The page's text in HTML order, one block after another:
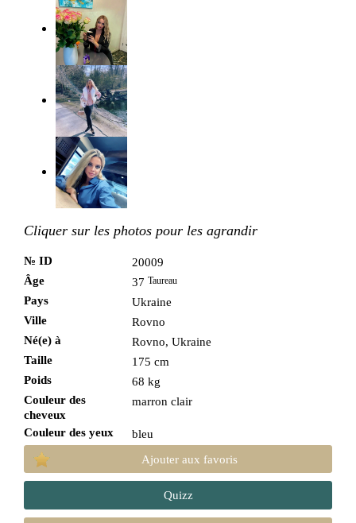
Cliquer sur les photos pour les agrandir
№ ID
20009
Âge
37 Taureau
Pays
Ukraine
Ville
Rovno
Né(e) à
Rovno, Ukraine
Taille
175 cm
Poids
68 kg
Couleur des
cheveux
marron clair
Couleur des yeux
bleu
Ajouter aux favoris
Quizz